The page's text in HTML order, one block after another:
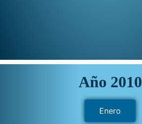
Año 2010
Enero